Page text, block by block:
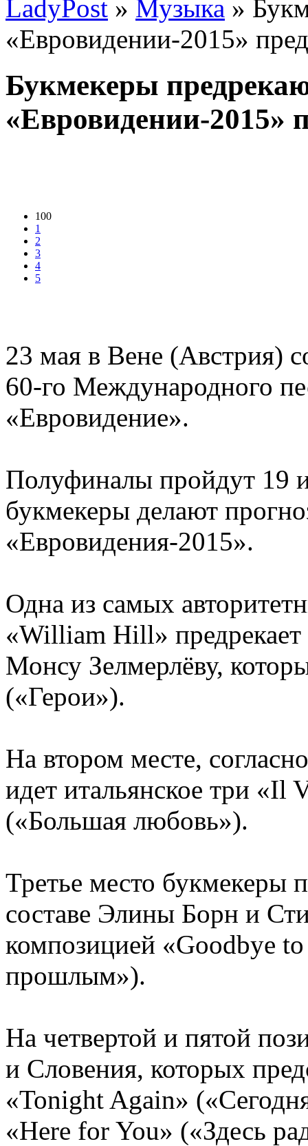
LadyPost » Музыка »
«Евровидении-2015»
Букмекеры
«Евровидении-2015»
100
1
2
3
4
5
23 мая в Вене (Австрия)
60-го Международного
«Евровидение».
Полуфиналы пройдут 19
букмекеры делают
«Евровидения-2015».
Одна из самых
«William Hill»
Монсу Зелмерлёву,
(«Герои»).
На втором месте,
идет итальянское три «Il
(«Большая любовь»).
Третье место букмекеры
составе Элины Борн и
композицией «Goodbye
прошлым»).
На четвертой и пятой
и Словения, которых
«Tonight Again»
«Here for You» («Здесь